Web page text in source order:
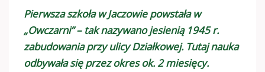
Pierwsza szkoła w Jaczowie powstała w
„Owczarni” – tak nazywano jesienią 1945 r.
zabudowania przy ulicy Działkowej. Tutaj nauka
odbywała się przez okres ok. 2 miesięcy.